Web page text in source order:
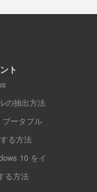
ト
の抽出方法
ータブル
る方法
10 をイ
る方法